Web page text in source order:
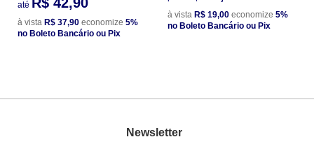
até
à vista R$ 37,90 economize 5%
no Boleto Bancário ou Pix
à vista R$ 19,00 economize 5%
no Boleto Bancário ou Pix
Newsletter